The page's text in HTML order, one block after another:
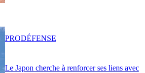
Le Japon cherche à renforcer ses liens avec
PRODÉFENSE